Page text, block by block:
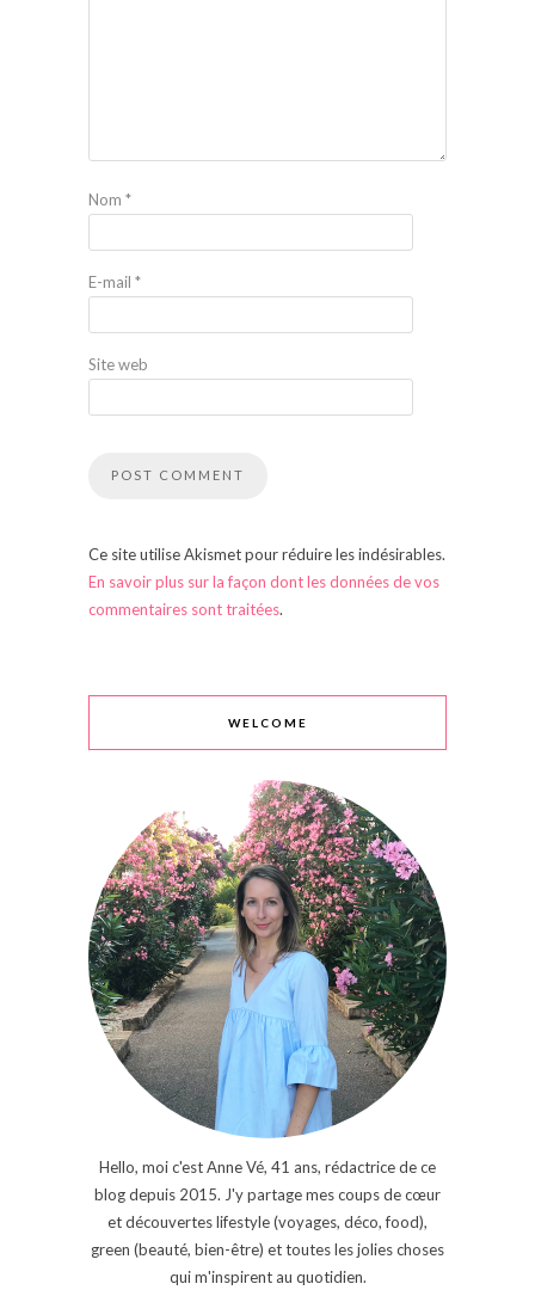
Nom *
E-mail *
Site web
Ce site utilise Akismet pour réduire les indésirables.
En savoir plus sur la façon dont les données de vos
commentaires sont traitées.
WELCOME
Hello, moi c'est Anne Vé, 41 ans, rédactrice de ce
blog depuis 2015. J'y partage mes coups de cœur
et découvertes lifestyle (voyages, déco, food),
green (beauté, bien-être) et toutes les jolies choses
qui m'inspirent au quotidien.